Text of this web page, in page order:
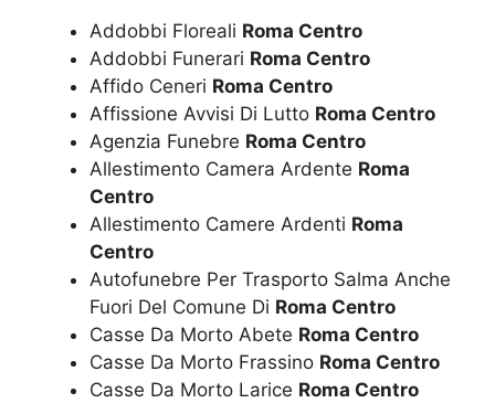
Addobbi Floreali Roma Centro
Addobbi Funerari Roma Centro
Affido Ceneri Roma Centro
Affissione Avvisi Di Lutto Roma Centro
Agenzia Funebre Roma Centro
Allestimento Camera Ardente Roma
Centro
Allestimento Camere Ardenti Roma
Centro
Autofunebre Per Trasporto Salma Anche
Fuori Del Comune Di Roma Centro
Casse Da Morto Abete Roma Centro
Casse Da Morto Frassino Roma Centro
Casse Da Morto Larice Roma Centro